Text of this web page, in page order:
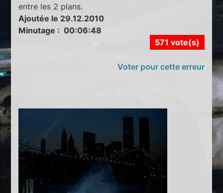
entre les 2 plans.
Ajoutée le 29.12.2010
Minutage : 00:06:48
571 vote(s)
Voter pour cette erreur